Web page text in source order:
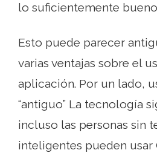
lo suficientemente
Esto puede parecer
varias ventajas sobre el
aplicación. Por un lado,
“antiguo” La tecnología
incluso las personas sin
inteligentes pueden usar